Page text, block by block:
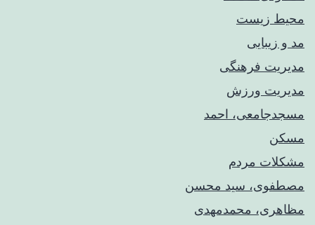
محیط زیست
مد و زیبایی
مدیریت فرهنگی
مدیریت ورزش
مسجدجامعی، احمد
مسکن
مشکلات مردم
مصطفوی، سید محسن
مظاهری، محمدمهدی